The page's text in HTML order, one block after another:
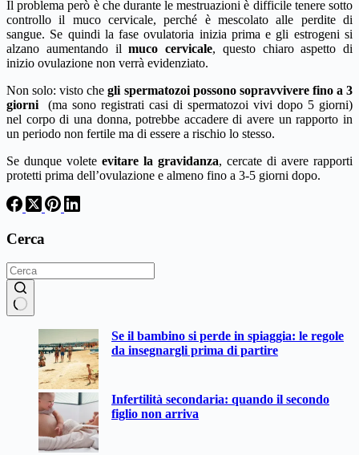
Il problema però è che durante le mestruazioni è difficile tenere sotto
controllo il muco cervicale, perché è mescolato alle perdite di
sangue. Se quindi la fase ovulatoria inizia prima e gli estrogeni si
alzano aumentando il muco cervicale, questo chiaro aspetto di
inizio ovulazione non verrà evidenziato.
Non solo: visto chegli spermatozoi possono sopravvivere fino a 3
giorni (ma sono registrati casi di spermatozoi vivi dopo 5 giorni)
nel corpo di una donna, potrebbe accadere di avere un rapporto in
un periodo non fertile ma di essere a rischio lo stesso.
Se dunque volete evitare la gravidanza, cercate di avere rapporti
protetti prima dell’ovulazione e almeno fino a 3-5 giorni dopo.
Cerca
Se il bambino si perde in spiaggia: le regole
da insegnargli prima di partire
Infertilità secondaria: quando il secondo
figlio non arriva